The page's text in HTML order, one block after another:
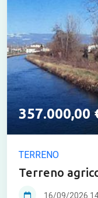
357.000,00
TERRENO
Terreno
asta
16/09/2026